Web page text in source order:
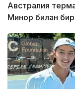
Австралия
Минор билан